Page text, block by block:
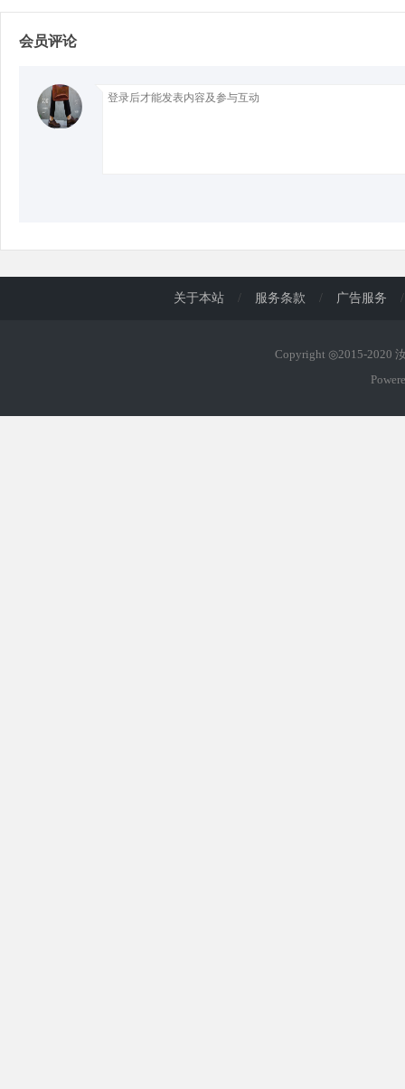
会员评论
关于本站 / 服务条款 / 广告服务 /
Copyright ◎2015-2020